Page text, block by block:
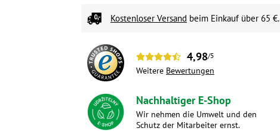
Kostenloser Versand beim Einkauf über 65 €.
4,98/5
Weitere Bewertungen
Nachhaltiger E-Shop
Wir nehmen die Umwelt und den
Schutz der Mitarbeiter ernst.